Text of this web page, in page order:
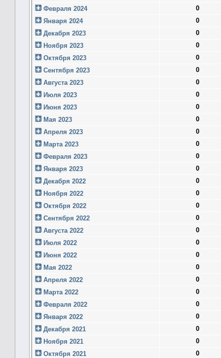
Февраля 2024
0
Января 2024
0
Декабря 2023
0
Ноября 2023
0
Октября 2023
0
Сентября 2023
0
Августа 2023
0
Июля 2023
0
Июня 2023
0
Мая 2023
0
Апреля 2023
0
Марта 2023
0
Февраля 2023
0
Января 2023
0
Декабря 2022
0
Ноября 2022
0
Октября 2022
0
Сентября 2022
0
Августа 2022
0
Июля 2022
0
Июня 2022
0
Мая 2022
0
Апреля 2022
0
Марта 2022
0
Февраля 2022
0
Января 2022
0
Декабря 2021
0
Ноября 2021
0
Октября 2021
0